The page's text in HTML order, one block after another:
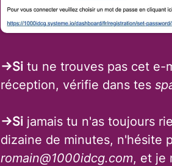
→Si tu ne trouves pas cet e-
réception, vérifie dans tes
→Si jamais tu n'as toujours
dizaine de minutes, n'hésite
romain@1000idcg.com, et je